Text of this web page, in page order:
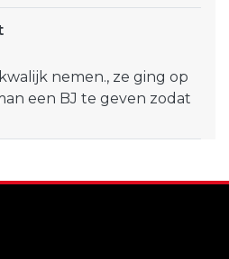
nemen., ze ging op
een BJ te geven zodat